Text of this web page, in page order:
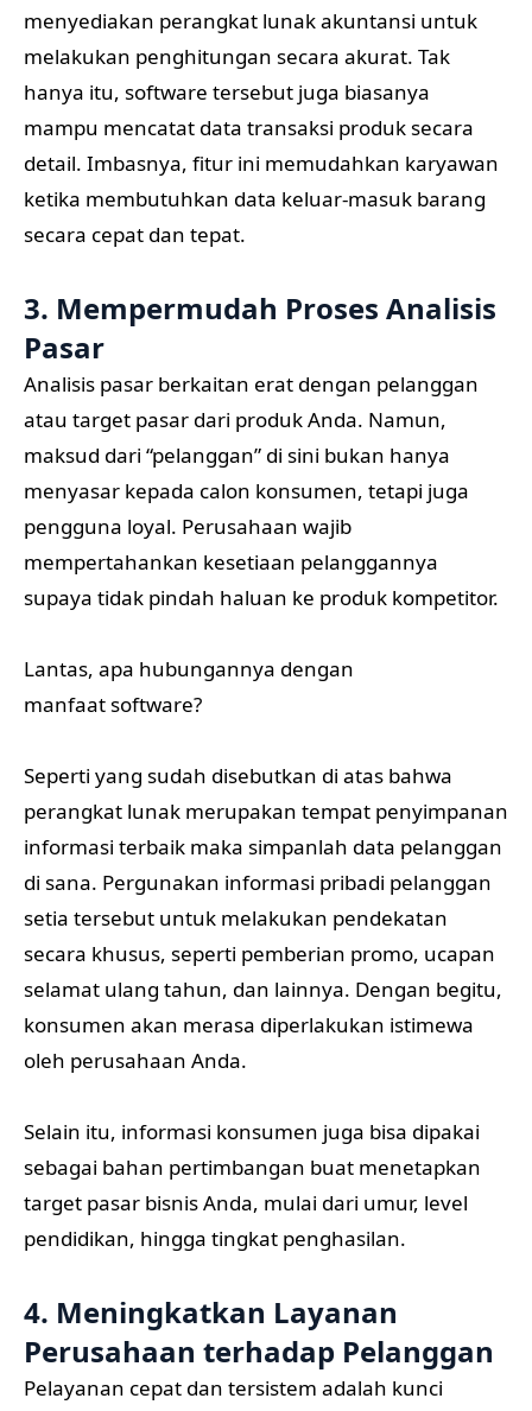
menyediakan perangkat lunak akuntansi untuk
melakukan penghitungan secara akurat. Tak
hanya itu, software tersebut juga biasanya
mampu mencatat data transaksi produk secara
detail. Imbasnya, fitur ini memudahkan karyawan
ketika membutuhkan data keluar-masuk barang
secara cepat dan tepat.
3. Mempermudah Proses Analisis
Pasar
Analisis pasar berkaitan erat dengan pelanggan
atau target pasar dari produk Anda. Namun,
maksud dari “pelanggan” di sini bukan hanya
menyasar kepada calon konsumen, tetapi juga
pengguna loyal. Perusahaan wajib
mempertahankan kesetiaan pelanggannya
supaya tidak pindah haluan ke produk kompetitor.
Lantas, apa hubungannya dengan
manfaat software?
Seperti yang sudah disebutkan di atas bahwa
perangkat lunak merupakan tempat penyimpanan
informasi terbaik maka simpanlah data pelanggan
di sana. Pergunakan informasi pribadi pelanggan
setia tersebut untuk melakukan pendekatan
secara khusus, seperti pemberian promo, ucapan
selamat ulang tahun, dan lainnya. Dengan begitu,
konsumen akan merasa diperlakukan istimewa
oleh perusahaan Anda.
Selain itu, informasi konsumen juga bisa dipakai
sebagai bahan pertimbangan buat menetapkan
target pasar bisnis Anda, mulai dari umur, level
pendidikan, hingga tingkat penghasilan.
4. Meningkatkan Layanan
Perusahaan terhadap Pelanggan
Pelayanan cepat dan tersistem adalah kunci